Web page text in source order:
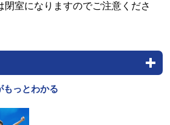
閉室になりますのでご注意くださ
もっとわかる